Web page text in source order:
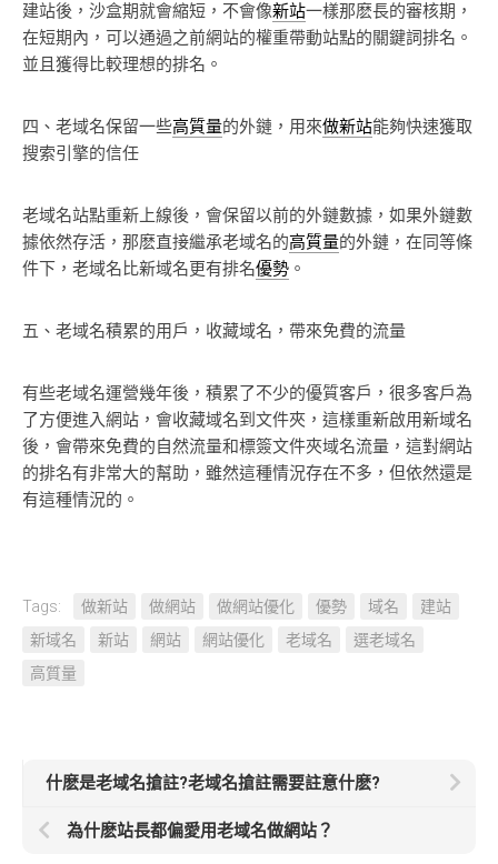
建站後，沙盒期就會縮短，不會像新站一樣那麽長的審核期，
在短期內，可以通過之前網站的權重帶動站點的關鍵詞排名。
並且獲得比較理想的排名。
四、老域名保留一些高質量的外鏈，用來做新站能夠快速獲取
搜索引擎的信任
老域名站點重新上線後，會保留以前的外鏈數據，如果外鏈數
據依然存活，那麽直接繼承老域名的高質量的外鏈，在同等條
件下，老域名比新域名更有排名優勢 。
五、老域名積累的用戶，收藏域名，帶來免費的流量
有些老域名運營幾年後，積累了不少的優質客戶，很多客戶為
了方便進入網站，會收藏域名到文件夾，這樣重新啟用新域名
後，會帶來免費的自然流量和標簽文件夾域名流量，這對網站
的排名有非常大的幫助，雖然這種情況存在不多，但依然還是
有這種情況的。
Tags: 做新站 做網站 做網站優化 優勢 域名
建站
新域名
新站 網站 網站優化 老域名
選老域名
高質量
什麽是老域名搶註?老域名搶註需要註意什麽?
為什麽站長都偏愛用老域名做網站？